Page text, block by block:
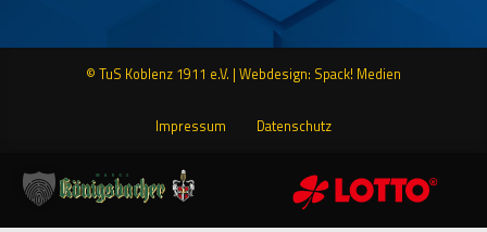
© TuS Koblenz 1911 e.V. | Webdesign: Spack! Medien
Impressum Datenschutz